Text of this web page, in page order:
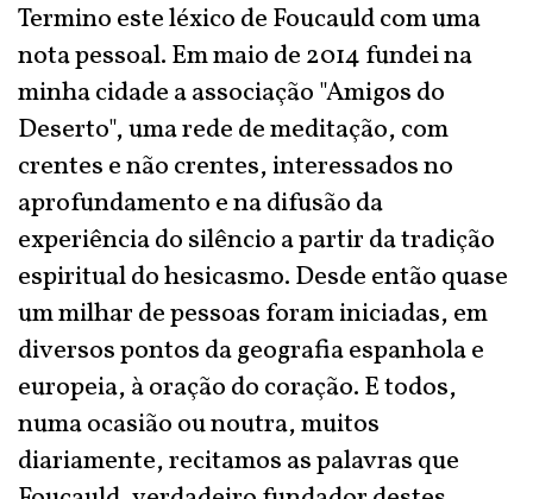
Termino este léxico de Foucauld com uma
nota pessoal. Em maio de 2014 fundei na
minha cidade a associação "Amigos do
Deserto", uma rede de meditação, com
crentes e não crentes, interessados no
aprofundamento e na difusão da
experiência do silêncio a partir da tradição
espiritual do hesicasmo. Desde então quase
um milhar de pessoas foram iniciadas, em
diversos pontos da geografia espanhola e
europeia, à oração do coração. E todos,
numa ocasião ou noutra, muitos
diariamente, recitamos as palavras que